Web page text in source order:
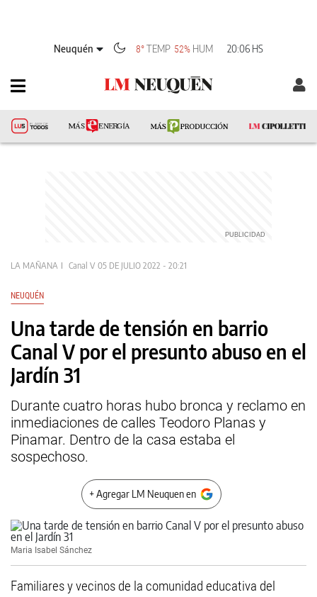
Neuquén 8° TEMP 52% HUM 20:06 HS
LA MAÑANA Canal V 05 DE JULIO 2022 - 20:21
NEUQUÉN
Una tarde de tensión en barrio
Canal V por el presunto abuso en el
Jardín 31
Durante cuatro horas hubo bronca y reclamo en
inmediaciones de calles Teodoro Planas y
Pinamar. Dentro de la casa estaba el
sospechoso.
+ Agregar LM Neuquen en
Maria Isabel Sánchez
Familiares y vecinos de la comunidad educativa del